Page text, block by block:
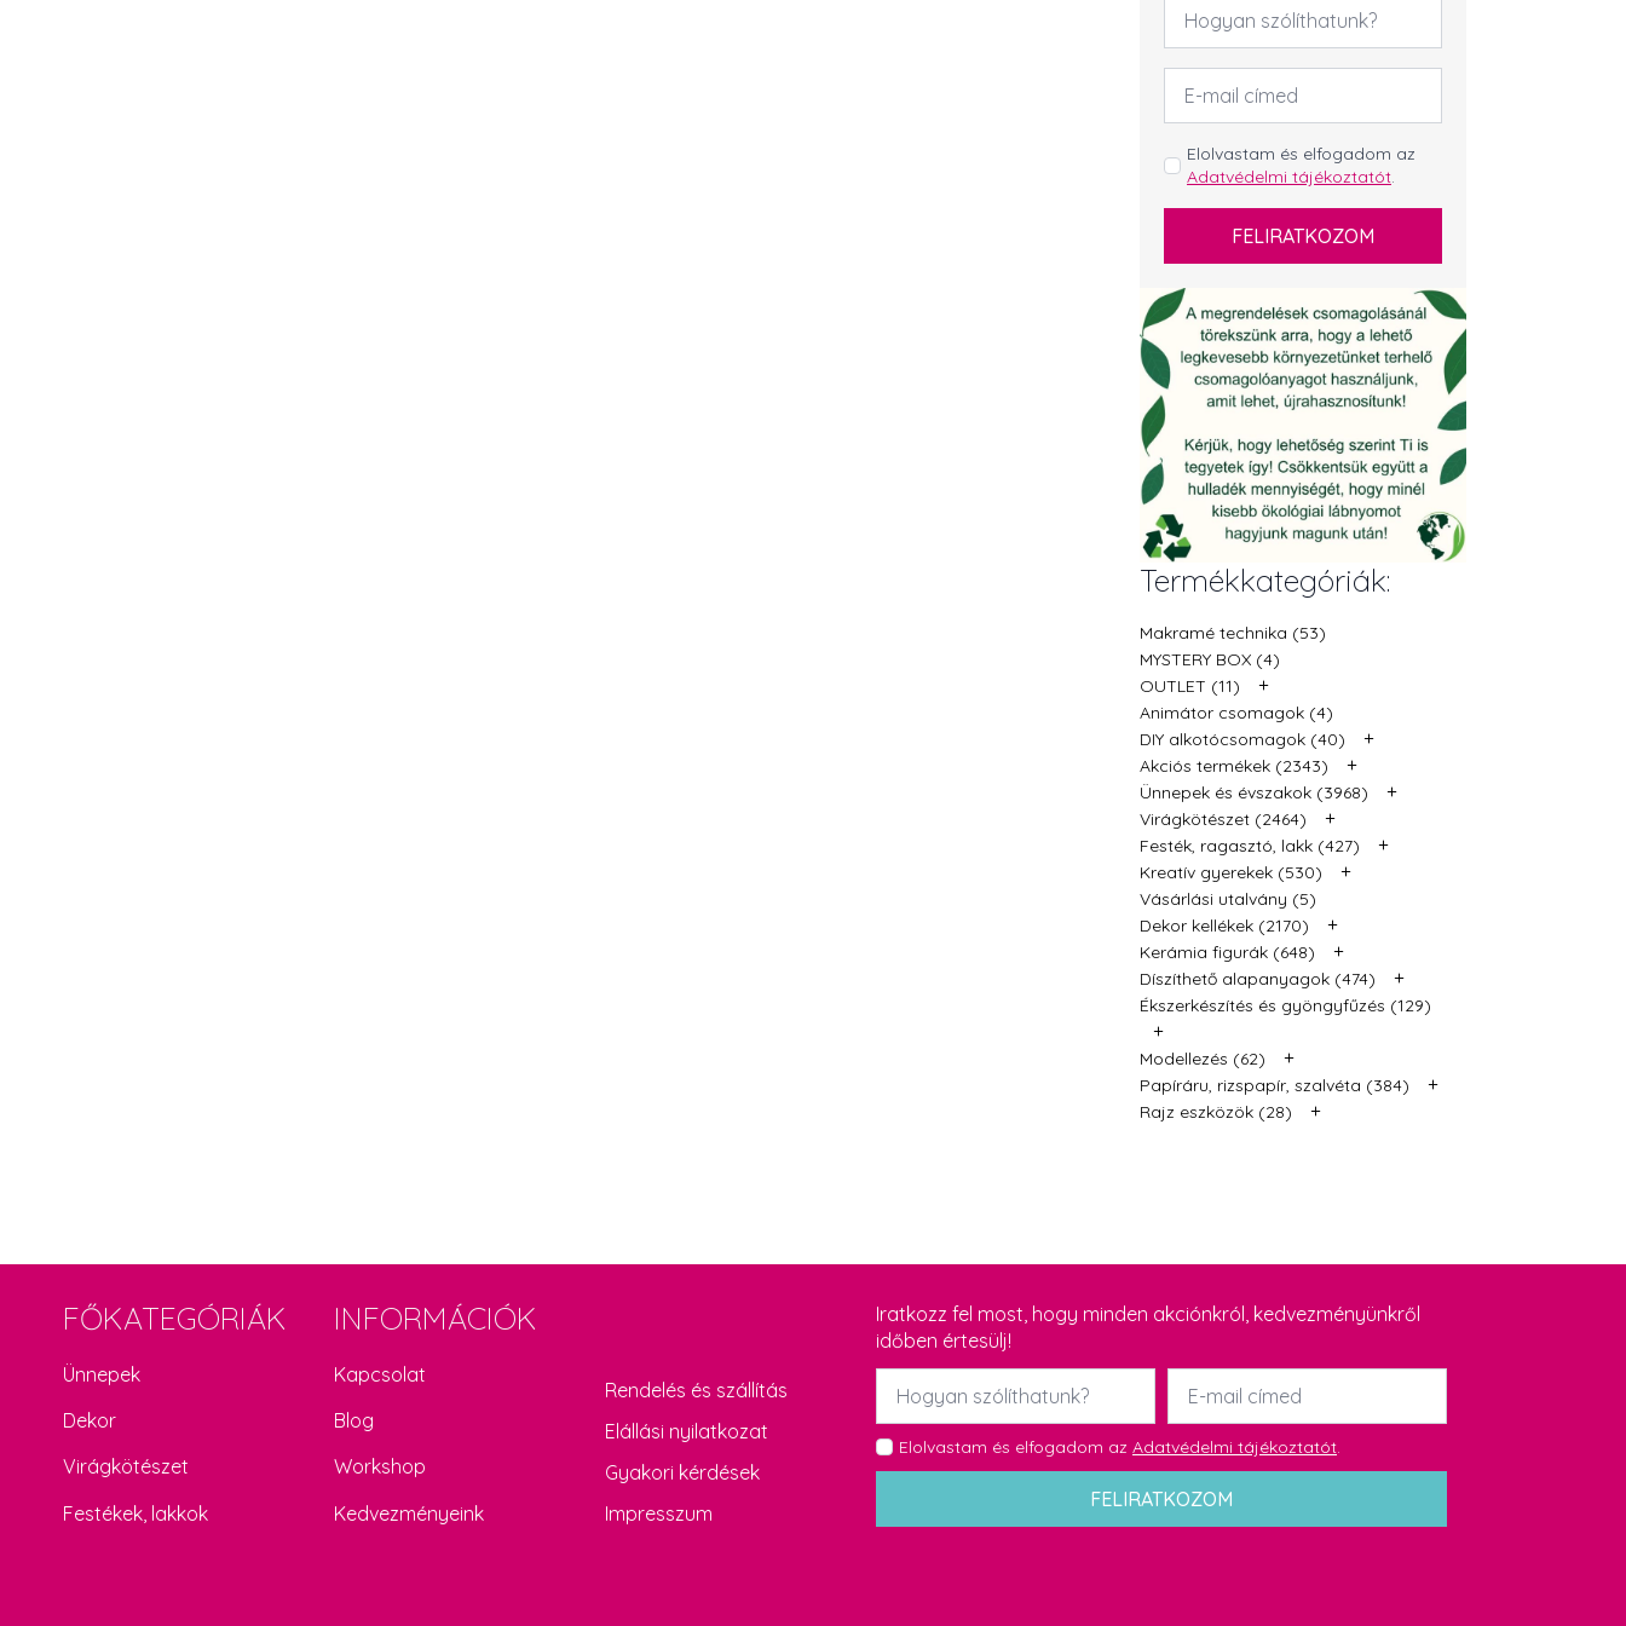
Email
cím
GDPR
*
Elolvastam és elfogadom az
Adatvédelmi tájékoztatót.
FELIRATKOZOM
Termékkategóriák:
Makramé technika (53)
MYSTERY BOX (4)
OUTLET (11)
+
Animátor csomagok (4)
DIY alkotócsomagok (40)
+
Akciós termékek (2343) +
Ünnepek és évszakok (3968) +
Virágkötészet (2464) +
Festék, ragasztó, lakk (427) +
Kreatív gyerekek (530) +
Vásárlási utalvány (5)
Dekor kellékek (2170)
+
Kerámia figurák (648) +
Díszíthető alapanyagok (474) +
Ékszerkészítés és gyöngyfűzés (129)
+
Modellezés (62) +
Papíráru, rizspapír, szalvéta (384) +
Rajz eszközök (28) +
FŐKATEGÓRIÁK
Ünnepek
Dekor
Virágkötészet
Festékek, lakkok
INFORMÁCIÓK
Kapcsolat
Blog
Workshop
Kedvezményeink
Rendelés és szállítás
Elállási nyilatkozat
Gyakori kérdések
Impresszum
Iratkozz fel most, hogy minden akciónkról, kedvezményünkről
időben értesülj!
Név
Email
GDPR
*
Elolvastam és elfogadom az Adatvédelmi tájékoztatót
FELIRATKOZOM